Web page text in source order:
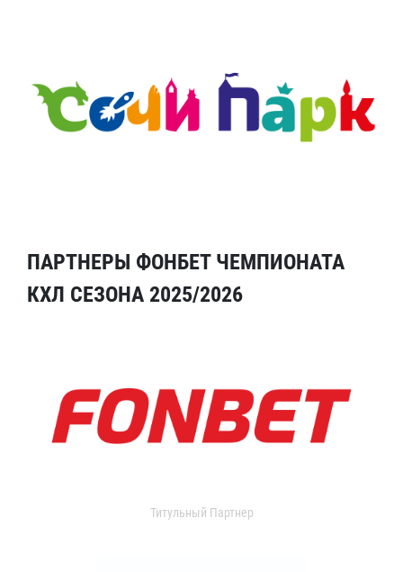
ПАРТНЕРЫ ФОНБЕТ ЧЕМПИОНАТА
КХЛ СЕЗОНА 2025/2026
Титульный Партнер